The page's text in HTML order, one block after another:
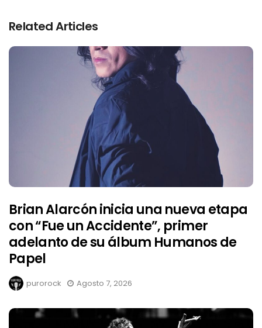
Related Articles
Brian Alarcón inicia una nueva etapa
con “Fue un Accidente”, primer
adelanto de su álbum Humanos de
Papel
purorock Agosto 7, 2026